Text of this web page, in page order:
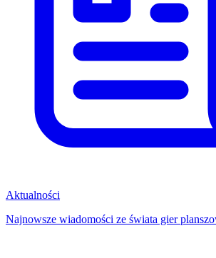
Aktualności
Najnowsze wiadomości ze świata gier